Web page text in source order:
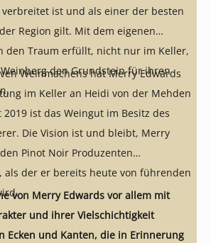
ist und als einer der besten
Region gilt. Mit dem eigenen
den Traum erfüllt, nicht nur im Keller,
den Grundstein für ihren
Weinmachens hat Merry Edwards
im Keller an Heidi von der Mehden
ist das Weingut im Besitz des
Die Vision ist und bleibt, Merry
Pinot Noir Produzenten
als der er bereits heute von führenden
von Merry Edwards vor allem mit
und ihrer Vielschichtigkeit
Ecken und Kanten, die in Erinnerung